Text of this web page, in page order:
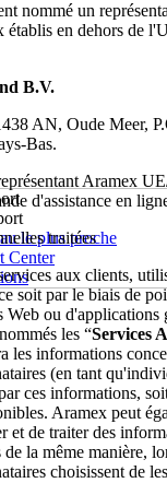
le plus proche
Center
nommé un
établis en dehors de
B.V.
AN, Oude Meer,
Bas.
Aramex
d'assistance en
traitées
aux clients,
soit par le biais de
Web ou d'applications
les “Services
les informations
(en tant
ces informations,
Aramex peut
et de traiter des
de la même manière,
choisissent de